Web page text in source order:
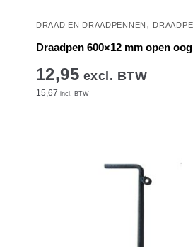
DRAAD EN DRAADPENNEN ,
Draadpen 600×12 mm open oog
12,95 excl. BTW
15,67 incl. BTW